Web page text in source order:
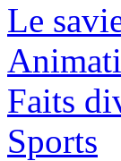
Le
Faits
Sports